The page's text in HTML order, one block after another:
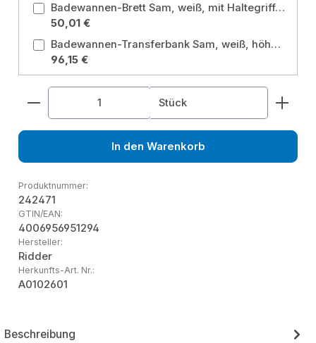
Badewannen-Brett Sam, weiß, mit Haltegriff, PE
50,01 €
Badewannen-Transferbank Sam, weiß, höhenverstellbar
96,15 €
Produkt Anzahl: Gib den gewünschten Wert
Stück
In den Warenkorb
Produktnummer:
242471
GTIN/EAN:
4006956951294
Hersteller:
Ridder
Herkunfts-Art. Nr.:
A0102601
Beschreibung